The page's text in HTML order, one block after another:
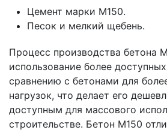
Цемент марки М150.
Песок и мелкий щебень.
Процесс производства бетона
использование более
сравнению с бетонами для
нагрузок, что делает его
доступным для массового
строительстве. Бетон М150